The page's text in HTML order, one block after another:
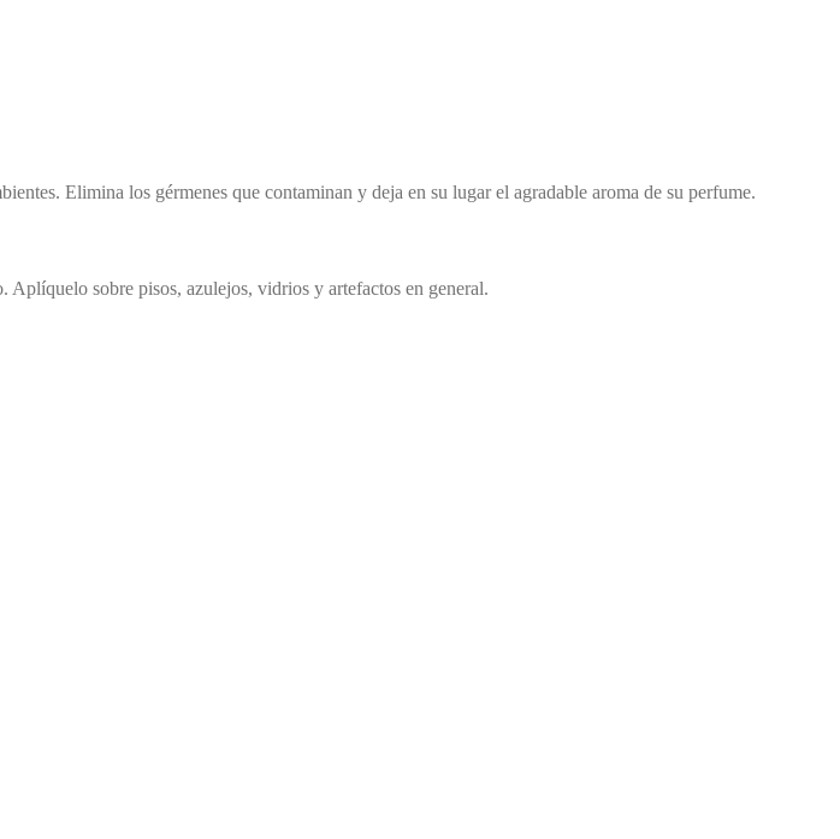
Elimina los gérmenes que contaminan y deja en su lugar el agradable aroma de su perfume.
sobre pisos, azulejos, vidrios y artefactos en general.